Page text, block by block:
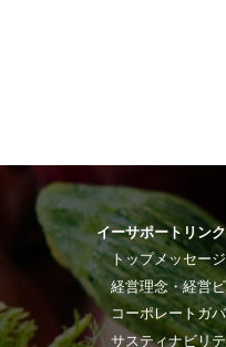
イーサポートリン
トップメッセージ
経営理念・経営
コーポレートガ
サスティナビリ